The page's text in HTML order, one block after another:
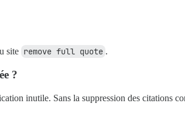
site remove full quote .
?
inutile. Sans la suppression des citations